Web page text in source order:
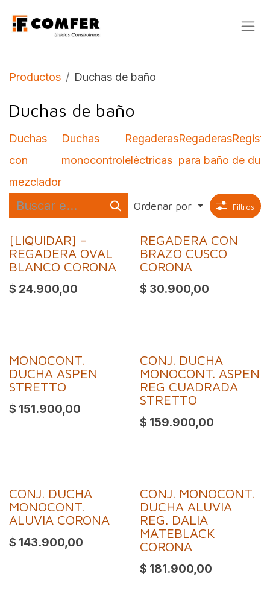
Productos Duchas de baño
Duchas de baño
Duchas
con
mezclador
Duchas
monocontrol
Regaderas
eléctricas
Regaderas
para baño de
Ordenar por Filtros
[LIQUIDAR] -
REGADERA OVAL
BLANCO CORONA
$ 24.900,00
REGADERA CON
BRAZO CUSCO
CORONA
$ 30.900,00
MONOCONT.
DUCHA ASPEN
STRETTO
$ 151.900,00
CONJ. DUCHA
MONOCONT. ASPEN
REG CUADRADA
STRETTO
$ 159.900,00
CONJ. DUCHA
MONOCONT.
ALUVIA CORONA
$ 143.900,00
CONJ. MONOCONT.
DUCHA ALUVIA
REG. DALIA
MATEBLACK
CORONA
$ 181.900,00